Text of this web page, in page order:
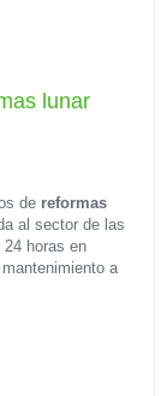
lunar
de reformas
al sector de las
horas en
a